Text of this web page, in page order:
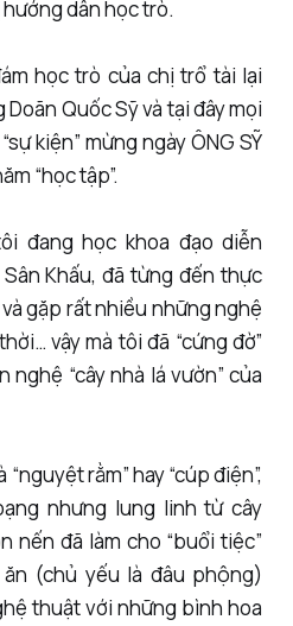
dẫn học trò.
học trò của chị trổ tài lại
Quốc Sỹ và tại đây mọi
kiện” mừng ngày ÔNG SỸ
“học tập”.
đang học khoa đạo diễn
Khấu, đã từng đến thực
gặp rất nhiều những nghệ
vậy mà tôi đã “cứng đờ”
nghệ “cây nhà lá vườn” của
rằm” hay “cúp điện”,
nhưng lung linh từ cây
nến đã làm cho “buổi tiệc”
(chủ yếu là đâu phộng)
thuật với những bình hoa